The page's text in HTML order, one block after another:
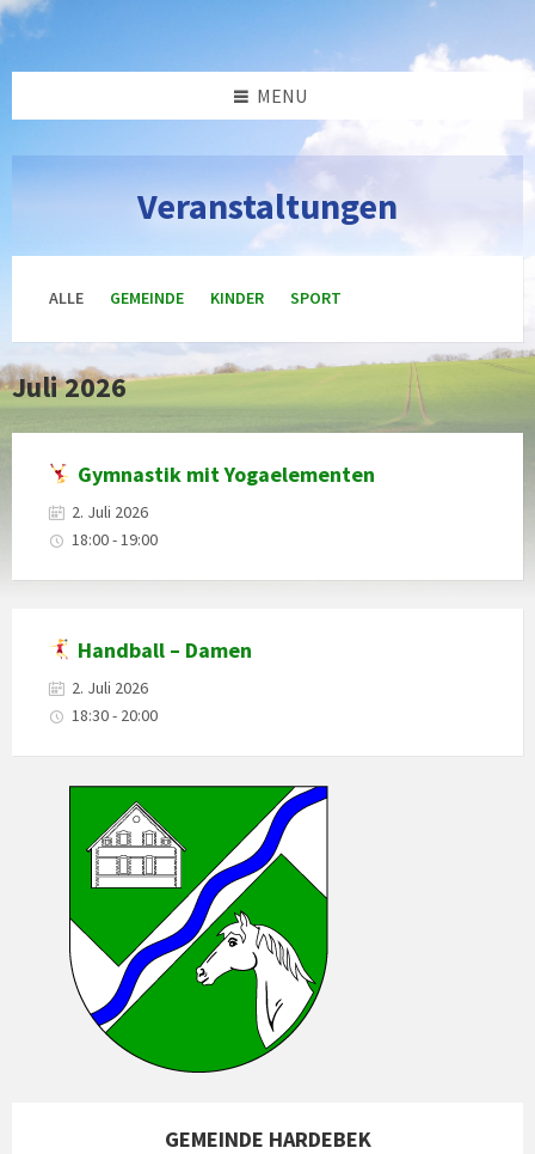
Skip
to
Skip
to
sidebar
Skip
to
sidebar
Skip
to
MENU
Veranstaltungen
ALLE GEMEINDE KINDER SPORT
Juli 2026
Gymnastik mit Yogaelementen
2. Juli 2026
18:00 - 19:00
Handball – Damen
2. Juli 2026
18:30 - 20:00
GEMEINDE HARDEBEK